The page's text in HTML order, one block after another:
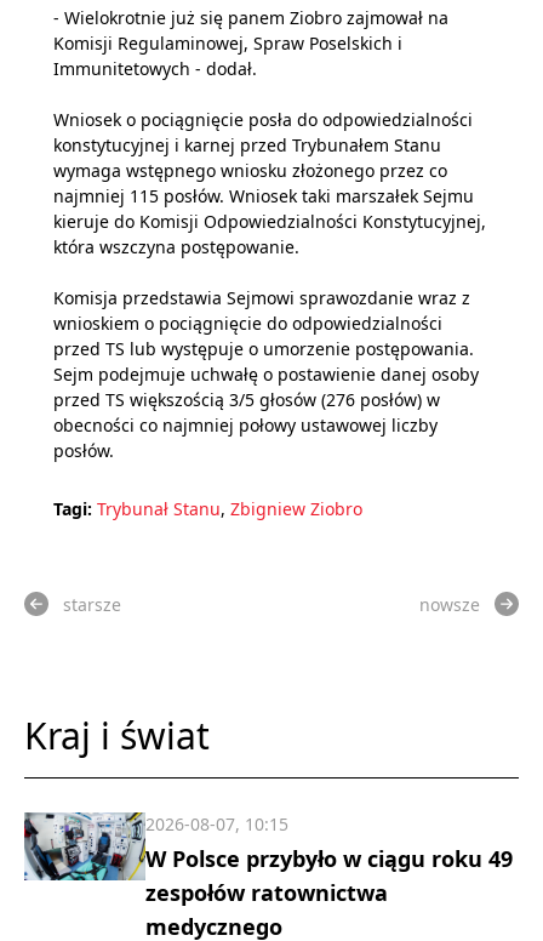
- Wielokrotnie już się panem Ziobro zajmował na
Komisji Regulaminowej, Spraw Poselskich i
Immunitetowych - dodał.
Wniosek o pociągnięcie posła do odpowiedzialności
konstytucyjnej i karnej przed Trybunałem Stanu
wymaga wstępnego wniosku złożonego przez co
najmniej 115 posłów. Wniosek taki marszałek Sejmu
kieruje do Komisji Odpowiedzialności Konstytucyjnej,
która wszczyna postępowanie.
Komisja przedstawia Sejmowi sprawozdanie wraz z
wnioskiem o pociągnięcie do odpowiedzialności
przed TS lub występuje o umorzenie postępowania.
Sejm podejmuje uchwałę o postawienie danej osoby
przed TS większością 3/5 głosów (276 posłów) w
obecności co najmniej połowy ustawowej liczby
posłów.
Tagi: Trybunał Stanu, Zbigniew Ziobro
starsze nowsze
Kraj i świat
W Polsce przybyło w ciągu roku 49
zespołów ratownictwa
medycznego
2026-08-07, 10:15